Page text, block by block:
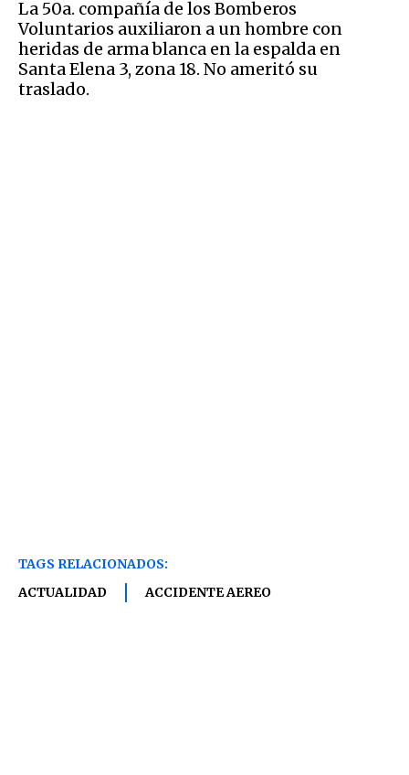
La 50a. compañía de los Bomberos
Voluntarios auxiliaron a un hombre con
heridas de arma blanca en la espalda en
Santa Elena 3, zona 18. No ameritó su
traslado.
TAGS RELACIONADOS:
ACTUALIDAD
ACCIDENTE AEREO